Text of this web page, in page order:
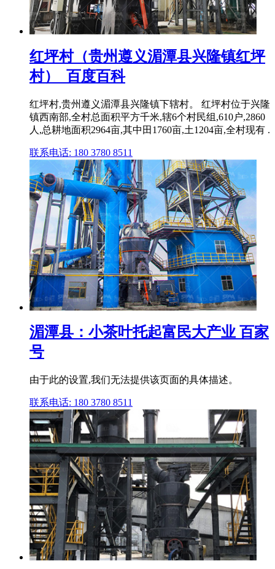
红坪村（贵州遵义湄潭县兴隆镇红坪
村）_百度百科
红坪村,贵州遵义湄潭县兴隆镇下辖村。 红坪村位于兴隆
镇西南部,全村总面积平方千米,辖6个村民组,610户,2860
人,总耕地面积2964亩,其中田1760亩,土1204亩,全村现有 .
联系电话: 180 3780 8511
湄潭县：小茶叶托起富民大产业 百家
号
由于此的设置,我们无法提供该页面的具体描述。
联系电话: 180 3780 8511